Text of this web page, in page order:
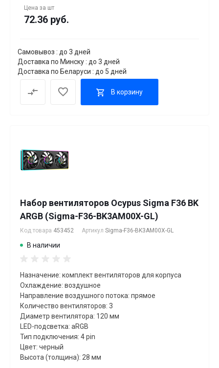
Цена за шт
72.36 руб.
Самовывоз : до 3 дней
Доставка по Минску : до 3 дней
Доставка по Беларуси : до 5 дней
В корзину
Набор вентиляторов Ocypus Sigma F36 BK
ARGB (Sigma-F36-BK3AM00X-GL)
Код товара 453452 Артикул Sigma-F36-BK3AM00X-GL
В наличии
Назначение: комплект вентиляторов для корпуса
Охлаждение: воздушное
Направление воздушного потока: прямое
Количество вентиляторов: 3
Диаметр вентилятора: 120 мм
LED-подсветка: aRGB
Тип подключения: 4 pin
Цвет: черный
Высота (толщина): 28 мм